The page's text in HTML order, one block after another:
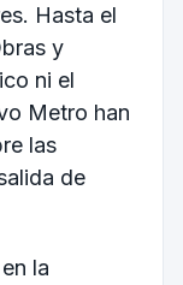
Hasta el
y
ni el
Metro han
las
de
la